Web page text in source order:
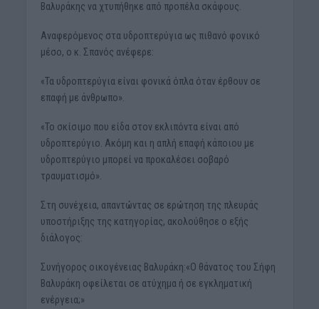
Βαλυράκης να χτυπήθηκε από προπέλα σκάφους.
Αναφερόμενος στα υδροπτερύγια ως πιθανό φονικό
μέσο, ο κ. Σπανός ανέφερε:
«Τα υδροπτερύγια είναι φονικά όπλα όταν έρθουν σε
επαφή με άνθρωπο».
«Το σκίσιμο που είδα στον εκλιπόντα είναι από
υδροπτερύγιο. Ακόμη και η απλή επαφή κάποιου με
υδροπτερύγιο μπορεί να προκαλέσει σοβαρό
τραυματισμό».
Στη συνέχεια, απαντώντας σε ερώτηση της πλευράς
υποστήριξης της κατηγορίας, ακολούθησε ο εξής
διάλογος:
Συνήγορος οικογένειας Βαλυράκη:«Ο θάνατος του Σήφη
Βαλυράκη οφείλεται σε ατύχημα ή σε εγκληματική
ενέργεια;»